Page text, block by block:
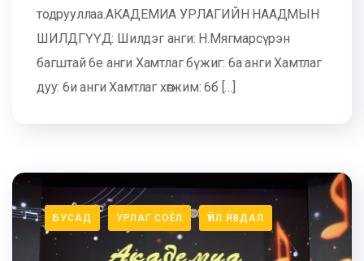
тодрууллаа.АКАДЕМИА УРЛАГИЙН НААДМЫН
ШИЛДГҮҮД: Шилдэг анги: Н.Мягмарсүрэн
багштай 6е анги Хамтлаг бүжиг: 6а анги Хамтлаг
дуу: 6и анги Хамтлаг хөгжим: 6б […]
БУСАД УРЛАГ СОЁЛ ҮЙЛ ЯВДАЛ